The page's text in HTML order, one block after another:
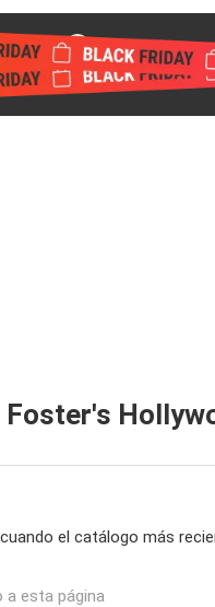
el catálogo más
a esta página